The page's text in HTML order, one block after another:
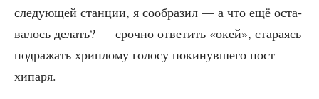
сле­ду­ю­щей стан­ции, я сооб­ра­зил — а что ещё оста­
ва­лось делать? — сроч­но отве­тить «окей», ста­ра­ясь
под­ра­жать хрип­ло­му голо­су поки­нув­ше­го пост
хипаря.